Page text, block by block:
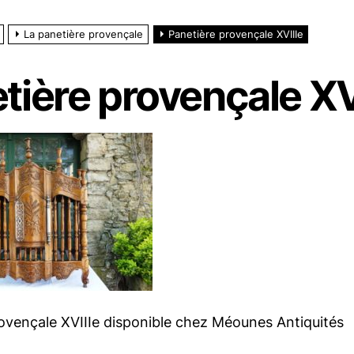
La panetière provençale Panetière provençale XVIIIe
provençale
XVIIIe disponible chez Méounes Antiquités